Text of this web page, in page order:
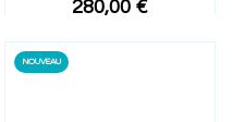
280,00 €
NOUVEAU